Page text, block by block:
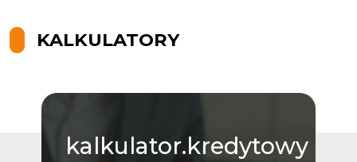
KALKULATORY
kalkulator.kredytowy